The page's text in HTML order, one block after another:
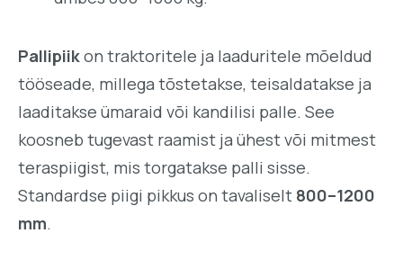
Pallipiikon traktoritele ja laaduritele mõeldud
tööseade, millega tõstetakse, teisaldatakse ja
laaditakse ümaraid või kandilisi palle. See
koosneb tugevast raamist ja ühest või mitmest
teraspiigist, mis torgatakse palli sisse.
Standardse piigi pikkus on tavaliselt 800–1200
mm.